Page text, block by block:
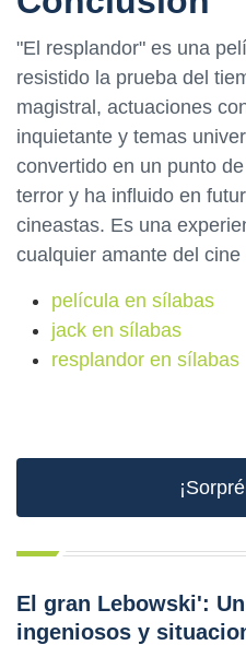
"El resplandor" es una
resistido la prueba del
magistral, actuaciones
inquietante y temas
convertido en un punto
terror y ha influido en
cineastas. Es una
cualquier amante del cine
película en sílabas
jack en sílabas
resplandor en sílabas
El gran Lebowski':
ingeniosos y